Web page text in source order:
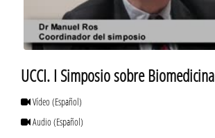
UCCI. I Simposio sobre Biomedicina
Vídeo(Español)
Audio(Español)